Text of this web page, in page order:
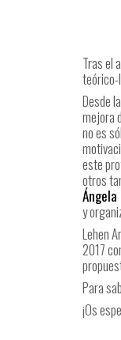
Tras el
teórico-
Desde
mejora
no es
este
otros
y
Lehen
2017
Para
¡Os